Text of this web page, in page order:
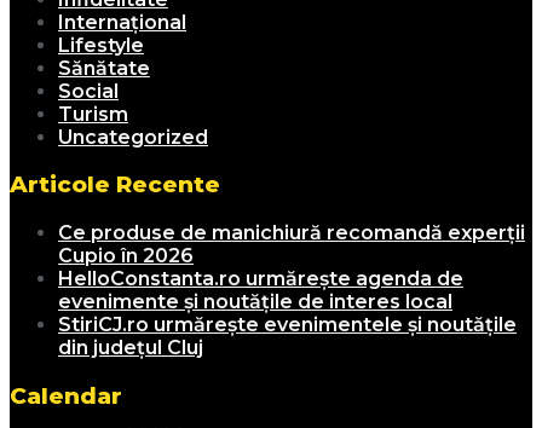
Internațional
Lifestyle
Sănătate
Social
Turism
Uncategorized
Articole Recente
Ce produse de manichiură recomandă experții
Cupio în 2026
HelloConstanta.ro urmărește agenda de
evenimente și noutățile de interes local
StiriCJ.ro urmărește evenimentele și noutățile
din județul Cluj
Calendar